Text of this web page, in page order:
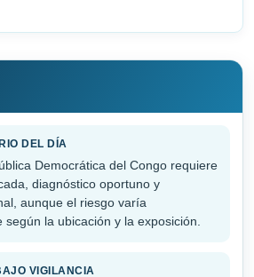
DEL DÍA
Democrática del Congo requiere
diagnóstico oportuno y
aunque el riesgo varía
la ubicación y la exposición.
VIGILANCIA